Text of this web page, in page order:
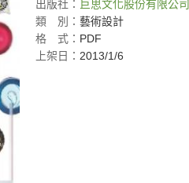
出版社： 巨思文化股份有限公司
類
別： 藝術設計
格
式： PDF
上架日： 2013/1/6